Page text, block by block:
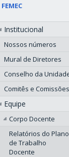
FEMEC
Institucional
Nossos números
Mural de Diretores
Conselho da
Comitês e Comissões
Equipe
Corpo Docente
Relatórios do Plano
de Trabalho
Docente